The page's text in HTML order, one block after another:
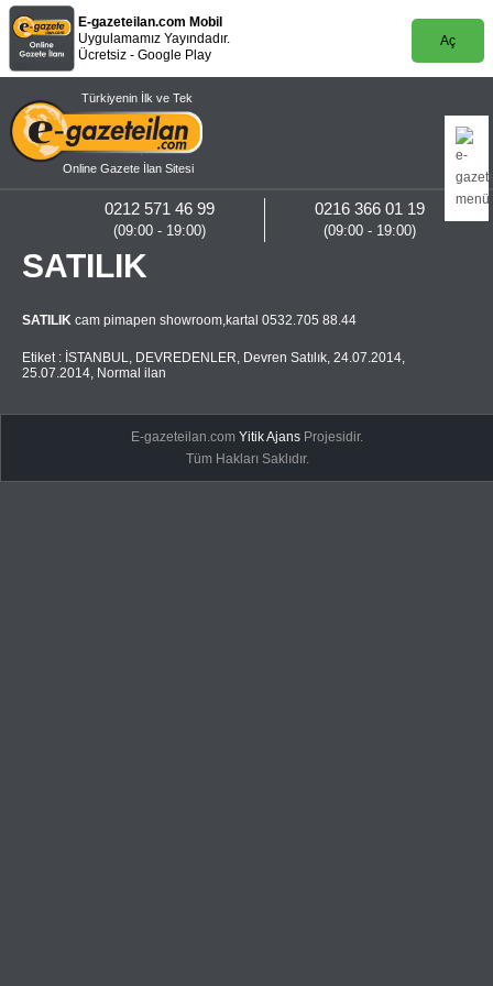
E-gazeteilan.com Mobil
Uygulamamız Yayındadır.
Ücretsiz - Google Play
Aç
Türkiyenin İlk ve Tek
Online Gazete İlan Sitesi
0216 366 01 19
(09:00 - 19:00)
0212 571 46 99
(09:00 - 19:00)
SATILIK
SATILIK cam pimapen showroom,kartal 0532.705 88.44
Etiket : İSTANBUL, DEVREDENLER, Devren Satılık, 24.07.2014,
25.07.2014, Normal ilan
E-gazeteilan.comYitik Ajans Projesidir.
Tüm Hakları Saklıdır.